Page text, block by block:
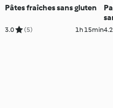
Pâtes fraîches sans gluten
3.0 (5) 1h 15min4.2